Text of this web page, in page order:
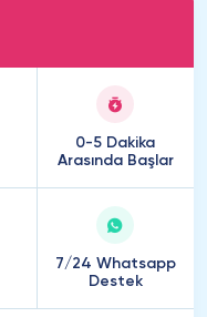
0-5 Dakika
Arasında Başlar
7/24 Whatsapp
Destek